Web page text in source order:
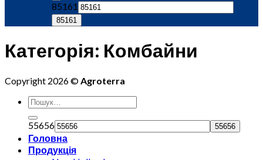
85161
Категорія: Комбайни
Copyright 2026 ©Agroterra
55656
Головна
Продукція